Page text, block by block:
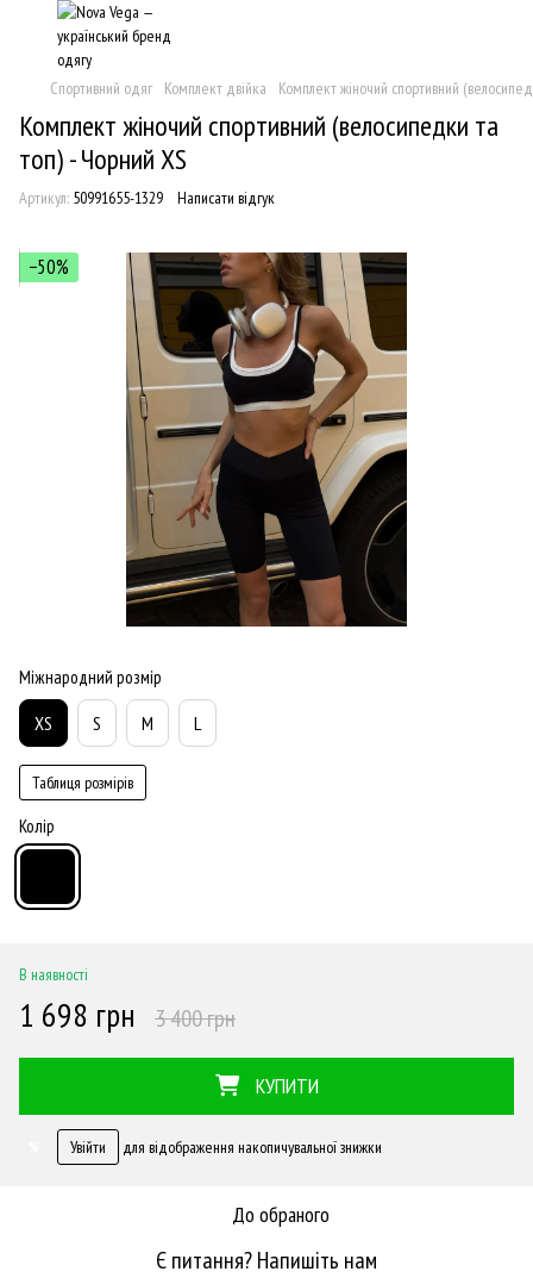
Спортивний одяг Комплект двійка Комплект жіночий спортивний
Комплект жіночий спортивний (велосипедки та
топ) - Чорний XS
Артикул: 50991655-1329 Написати відгук
−50%
Міжнародний розмір
XS S M L
Таблиця розмірів
Колір
В наявності
1 698 грн 3 400 грн
КУПИТИ
Увійти для відображення накопичувальної знижки
До обраного
Є питання? Напишіть нам